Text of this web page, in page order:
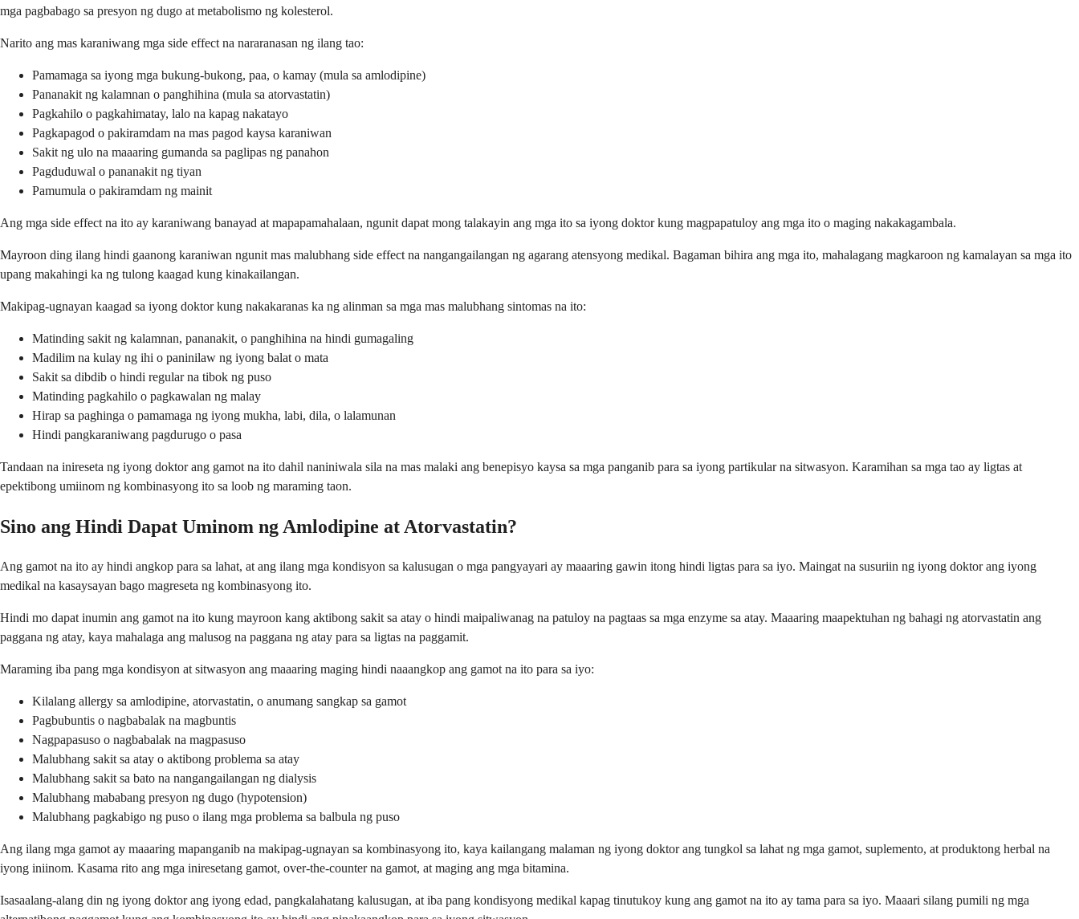
mga pagbabago sa presyon ng dugo at metabolismo ng kolesterol.
Narito ang mas karaniwang mga side effect na nararanasan ng ilang tao:
Pamamaga sa iyong mga bukung-bukong, paa, o kamay (mula sa amlodipine)
Pananakit ng kalamnan o panghihina (mula sa atorvastatin)
Pagkahilo o pagkahimatay, lalo na kapag nakatayo
Pagkapagod o pakiramdam na mas pagod kaysa karaniwan
Sakit ng ulo na maaaring gumanda sa paglipas ng panahon
Pagduduwal o pananakit ng tiyan
Pamumula o pakiramdam ng mainit
Ang mga side effect na ito ay karaniwang banayad at mapapamahalaan, ngunit dapat mong talakayin ang mga ito sa iyong doktor kung magpapatuloy ang mga ito o maging nakakagambala.
Mayroon ding ilang hindi gaanong karaniwan ngunit mas malubhang side effect na nangangailangan ng agarang atensyong medikal. Bagaman bihira ang mga ito, mahalagang magkaroon ng kamalayan sa mga ito
upang makahingi ka ng tulong kaagad kung kinakailangan.
Makipag-ugnayan kaagad sa iyong doktor kung nakakaranas ka ng alinman sa mga mas malubhang sintomas na ito:
Matinding sakit ng kalamnan, pananakit, o panghihina na hindi gumagaling
Madilim na kulay ng ihi o paninilaw ng iyong balat o mata
Sakit sa dibdib o hindi regular na tibok ng puso
Matinding pagkahilo o pagkawalan ng malay
Hirap sa paghinga o pamamaga ng iyong mukha, labi, dila, o lalamunan
Hindi pangkaraniwang pagdurugo o pasa
Tandaan na inireseta ng iyong doktor ang gamot na ito dahil naniniwala sila na mas malaki ang benepisyo kaysa sa mga panganib para sa iyong partikular na sitwasyon. Karamihan sa mga tao ay ligtas at
epektibong umiinom ng kombinasyong ito sa loob ng maraming taon.
Sino ang Hindi Dapat Uminom ng Amlodipine at Atorvastatin?
Ang gamot na ito ay hindi angkop para sa lahat, at ang ilang mga kondisyon sa kalusugan o mga pangyayari ay maaaring gawin itong hindi ligtas para sa iyo. Maingat na susuriin ng iyong doktor ang iyong
medikal na kasaysayan bago magreseta ng kombinasyong ito.
Hindi mo dapat inumin ang gamot na ito kung mayroon kang aktibong sakit sa atay o hindi maipaliwanag na patuloy na pagtaas sa mga enzyme sa atay. Maaaring maapektuhan ng bahagi ng atorvastatin ang
paggana ng atay, kaya mahalaga ang malusog na paggana ng atay para sa ligtas na paggamit.
Maraming iba pang mga kondisyon at sitwasyon ang maaaring maging hindi naaangkop ang gamot na ito para sa iyo:
Kilalang allergy sa amlodipine, atorvastatin, o anumang sangkap sa gamot
Pagbubuntis o nagbabalak na magbuntis
Nagpapasuso o nagbabalak na magpasuso
Malubhang sakit sa atay o aktibong problema sa atay
Malubhang sakit sa bato na nangangailangan ng dialysis
Malubhang mababang presyon ng dugo (hypotension)
Malubhang pagkabigo ng puso o ilang mga problema sa balbula ng puso
Ang ilang mga gamot ay maaaring mapanganib na makipag-ugnayan sa kombinasyong ito, kaya kailangang malaman ng iyong doktor ang tungkol sa lahat ng mga gamot, suplemento, at produktong herbal na
iyong iniinom. Kasama rito ang mga iniresetang gamot, over-the-counter na gamot, at maging ang mga bitamina.
Isasaalang-alang din ng iyong doktor ang iyong edad, pangkalahatang kalusugan, at iba pang kondisyong medikal kapag tinutukoy kung ang gamot na ito ay tama para sa iyo. Maaari silang pumili ng mga